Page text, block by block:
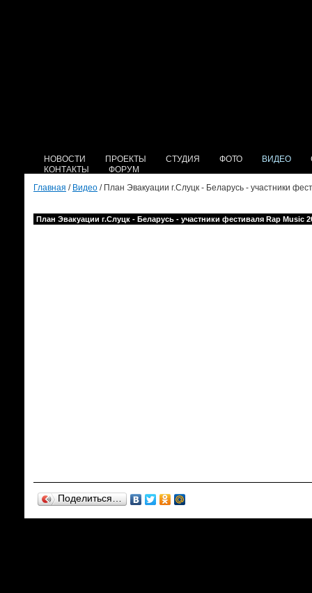
НОВОСТИ ПРОЕКТЫ СТУДИЯ ФОТО ВИДЕО
КОНТАКТЫ
ФОРУМ
Главная / Видео / План Эвакуации г.Слуцк - Беларусь - участники
План Эвакуации г.Слуцк - Беларусь - участники фестиваля Rap Music
Поделиться…